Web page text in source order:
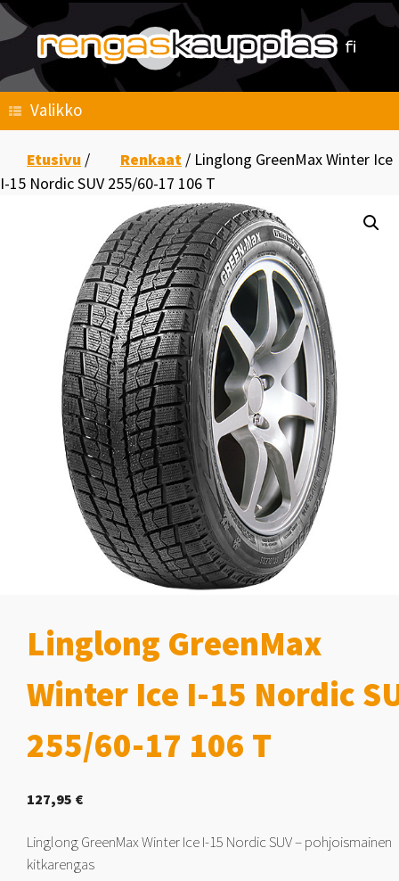
Skip
content
Valikko
Etusivu / Renkaat / Linglong GreenMax Winter Ice
I-15 Nordic SUV 255/60-17 106 T
Linglong GreenMax
Winter Ice I-15 Nordic
255/60-17 106 T
127,95 €
Linglong GreenMax Winter Ice I-15 Nordic SUV – pohjoismainen
kitkarengas